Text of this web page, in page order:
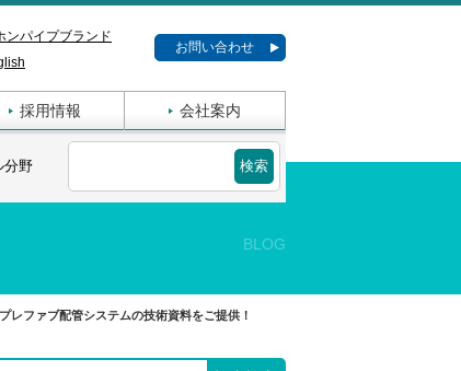
ンパイプブランド
お問い合わせ
採用情報 会社案内
分野
BLOG
レファブ配管システムの技術資料をご提供！